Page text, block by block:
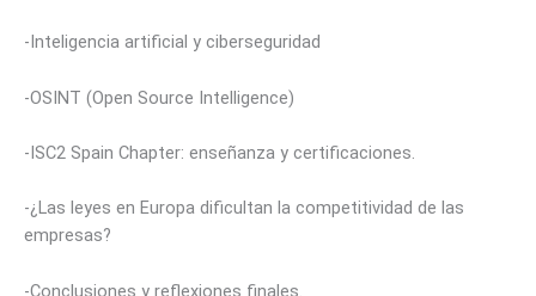
-Inteligencia artificial y ciberseguridad
-OSINT (Open Source Intelligence)
-ISC2 Spain Chapter: enseñanza y certificaciones.
-¿Las leyes en Europa dificultan la competitividad de las
empresas?
-Conclusiones y reflexiones finales.